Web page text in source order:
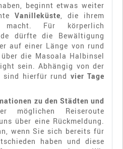
beginnt etwas weiter
Vanilleküste, die ihrem
Für körperlich
dürfte die Bewältigung
auf einer Länge von rund
die Masoala Halbinsel
sein. Abhängig von der
sind hierfür rund vier Tage
zu den Städten und
möglichen Reiseroute
über eine Rückmeldung.
wenn Sie sich bereits für
haben und diese